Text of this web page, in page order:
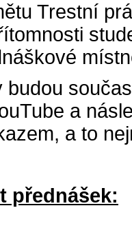
Trestní
budou
a
a to
přednášek: